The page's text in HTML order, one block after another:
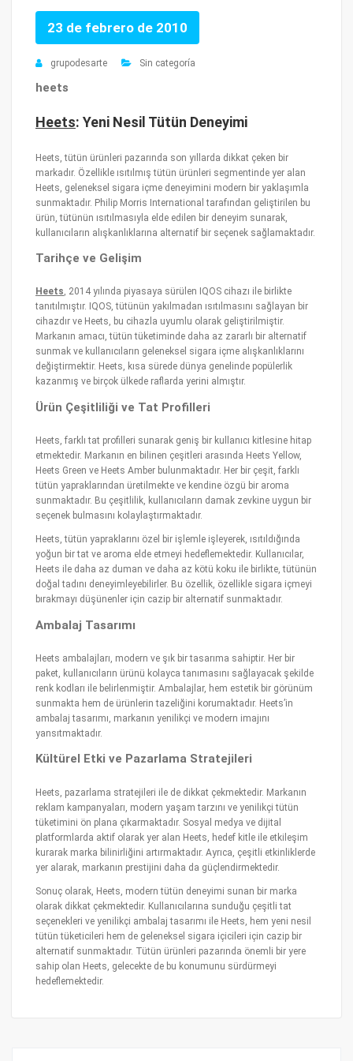
23 de febrero de 2010
grupodesarte Sin categoría
heets
Heets: Yeni Nesil Tütün Deneyimi
Heets, tütün ürünleri pazarında son yıllarda dikkat çeken bir
markadır. Özellikle ısıtılmış tütün ürünleri segmentinde yer alan
Heets, geleneksel sigara içme deneyimini modern bir yaklaşımla
sunmaktadır. Philip Morris International tarafından geliştirilen bu
ürün, tütünün ısıtılmasıyla elde edilen bir deneyim sunarak,
kullanıcıların alışkanlıklarına alternatif bir seçenek sağlamaktadır.
Tarihçe ve Gelişim
Heets, 2014 yılında piyasaya sürülen IQOS cihazı ile birlikte
tanıtılmıştır. IQOS, tütünün yakılmadan ısıtılmasını sağlayan bir
cihazdır ve Heets, bu cihazla uyumlu olarak geliştirilmiştir.
Markanın amacı, tütün tüketiminde daha az zararlı bir alternatif
sunmak ve kullanıcıların geleneksel sigara içme alışkanlıklarını
değiştirmektir. Heets, kısa sürede dünya genelinde popülerlik
kazanmış ve birçok ülkede raflarda yerini almıştır.
Ürün Çeşitliliği ve Tat Profilleri
Heets, farklı tat profilleri sunarak geniş bir kullanıcı kitlesine hitap
etmektedir. Markanın en bilinen çeşitleri arasında Heets Yellow,
Heets Green ve Heets Amber bulunmaktadır. Her bir çeşit, farklı
tütün yapraklarından üretilmekte ve kendine özgü bir aroma
sunmaktadır. Bu çeşitlilik, kullanıcıların damak zevkine uygun bir
seçenek bulmasını kolaylaştırmaktadır.
Heets, tütün yapraklarını özel bir işlemle işleyerek, ısıtıldığında
yoğun bir tat ve aroma elde etmeyi hedeflemektedir. Kullanıcılar,
Heets ile daha az duman ve daha az kötü koku ile birlikte, tütünün
doğal tadını deneyimleyebilirler. Bu özellik, özellikle sigara içmeyi
bırakmayı düşünenler için cazip bir alternatif sunmaktadır.
Ambalaj Tasarımı
Heets ambalajları, modern ve şık bir tasarıma sahiptir. Her bir
paket, kullanıcıların ürünü kolayca tanımasını sağlayacak şekilde
renk kodları ile belirlenmiştir. Ambalajlar, hem estetik bir görünüm
sunmakta hem de ürünlerin tazeliğini korumaktadır. Heets’in
ambalaj tasarımı, markanın yenilikçi ve modern imajını
yansıtmaktadır.
Kültürel Etki ve Pazarlama Stratejileri
Heets, pazarlama stratejileri ile de dikkat çekmektedir. Markanın
reklam kampanyaları, modern yaşam tarzını ve yenilikçi tütün
tüketimini ön plana çıkarmaktadır. Sosyal medya ve dijital
platformlarda aktif olarak yer alan Heets, hedef kitle ile etkileşim
kurarak marka bilinirliğini artırmaktadır. Ayrıca, çeşitli etkinliklerde
yer alarak, markanın prestijini daha da güçlendirmektedir.
Sonuç olarak, Heets, modern tütün deneyimi sunan bir marka
olarak dikkat çekmektedir. Kullanıcılarına sunduğu çeşitli tat
seçenekleri ve yenilikçi ambalaj tasarımı ile Heets, hem yeni nesil
tütün tüketicileri hem de geleneksel sigara içicileri için cazip bir
alternatif sunmaktadır. Tütün ürünleri pazarında önemli bir yere
sahip olan Heets, gelecekte de bu konumunu sürdürmeyi
hedeflemektedir.